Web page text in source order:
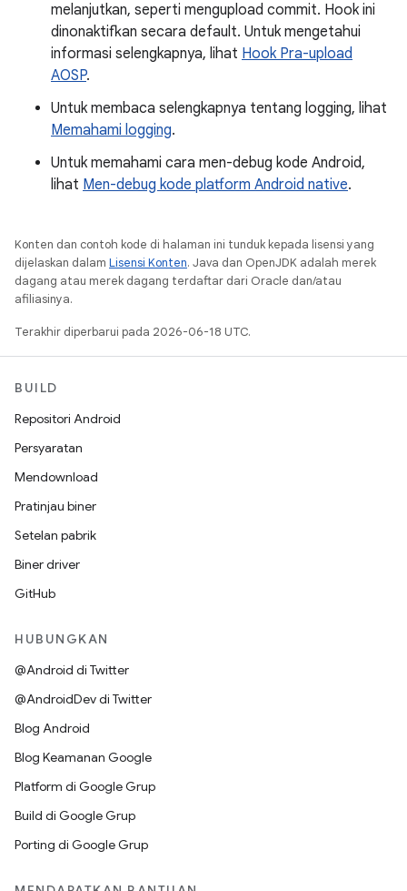
melanjutkan, seperti mengupload commit. Hook ini
dinonaktifkan secara default. Untuk mengetahui
informasi selengkapnya, lihat Hook Pra-upload
AOSP.
Untuk membaca selengkapnya tentang logging, lihat
Memahami logging.
Untuk memahami cara men-debug kode Android,
lihat Men-debug kode platform Android native.
Konten dan contoh kode di halaman ini tunduk kepada lisensi yang
dijelaskan dalam Lisensi Konten. Java dan OpenJDK adalah merek
dagang atau merek dagang terdaftar dari Oracle dan/atau
afiliasinya.
Terakhir diperbarui pada 2026-06-18 UTC.
BUILD
Repositori Android
Persyaratan
Mendownload
Pratinjau biner
Setelan pabrik
Biner driver
GitHub
HUBUNGKAN
@Android di Twitter
@AndroidDev di Twitter
Blog Android
Blog Keamanan Google
Platform di Google Grup
Build di Google Grup
Porting di Google Grup